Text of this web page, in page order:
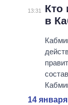
13:31
Кто
в
14